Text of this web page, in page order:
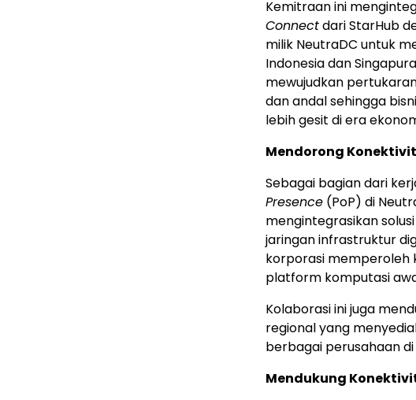
Kemitraan ini
Connectdari StarHub
milik NeutraDC untuk
Indonesiadan
mewujudkan
dan andal sehingga
lebih gesit di era
Mendorong
Sebagai bagian dari
Presence (PoP) di
mengintegrasikan solusi
jaringan infrastruktur
korporasi memperoleh
platform komputasi
Kolaborasi ini juga
regional yang
berbagai perusahaan
Mendukung